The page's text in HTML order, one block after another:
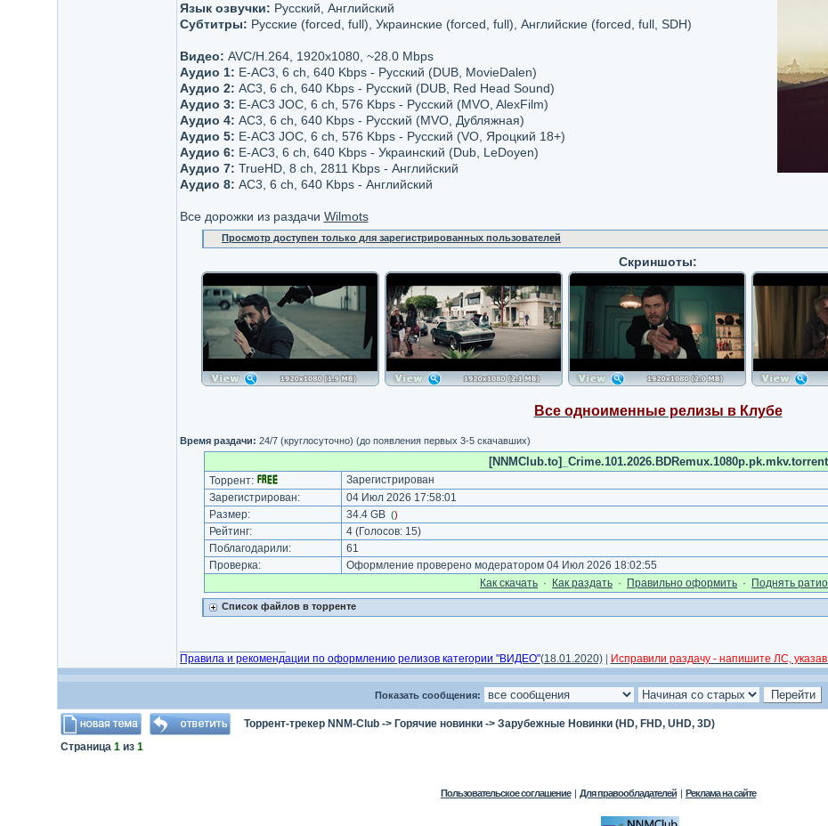
Язык озвучки: Русский, Английский
Субтитры: Русские (forced, full), Украинские (forced, full), Английские (forced, full, SDH)
Видео: AVC/H.264, 1920x1080, ~28.0 Mbps
Аудио 1: E-AC3, 6 ch, 640 Kbps - Русский (DUB, MovieDalen)
Аудио 2: AC3, 6 ch, 640 Kbps - Русский (DUB, Red Head Sound)
Аудио 3: E-AC3 JOC, 6 ch, 576 Kbps - Русский (MVO, AlexFilm)
Аудио 4: AC3, 6 ch, 640 Kbps - Русский (MVO, Дубляжная)
Аудио 5: E-AC3 JOC, 6 ch, 576 Kbps - Русский (VO, Яроцкий 18+)
Аудио 6: E-AC3, 6 ch, 640 Kbps - Украинский (Dub, LeDoyen)
Аудио 7: TrueHD, 8 ch, 2811 Kbps - Английский
Аудио 8: AC3, 6 ch, 640 Kbps - Английский
Все дорожки из раздачи Wilmots
Просмотр доступен только для зарегистрированных пользователей
Скриншоты:
Все одноименные релизы в Клубе
Время раздачи: 24/7 (круглосуточно) (до появления первых 3-5 скачавших)
[NNMClub.to]_Crime.101.2026.BDRemux.1080p.pk.mkv.torrent
Торрент:
Зарегистрирован
Зарегистрирован:
04 Июл 2026 17:58:01
Размер:
34.4 GB ()
Рейтинг: 4(Голосов: 15)
Поблагодарили:
61
Проверка:
Оформление проверено модератором 04 Июл 2026 18:02:55
Как cкачать · Как раздать · Правильно оформить · Поднять
Список файлов в торренте
Правила и рекомендации по оформлению релизов категории "ВИДЕО"(18.01.2020)| Исправили раздачу - напишите ЛС,
Показать сообщения:
Торрент-трекер NNM-Club-> Горячие новинки-> Зарубежные Новинки (HD, FHD, UHD, 3D)
Страница 1из 1
Пользовательское соглашение | Для правообладателей | Реклама на сайте